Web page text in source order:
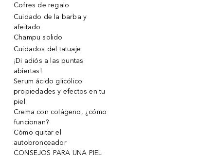
Cofres de regalo
Cuidado de la barba y
afeitado
Champu solido
Cuidados del tatuaje
¡Di adiós a las puntas
abiertas!
Serum ácido glicólico:
propiedades y efectos en tu
piel
Crema con colágeno, ¿cómo
funcionan?
Cómo quitar el
autobronceador
CONSEJOS PARA UNA PIEL